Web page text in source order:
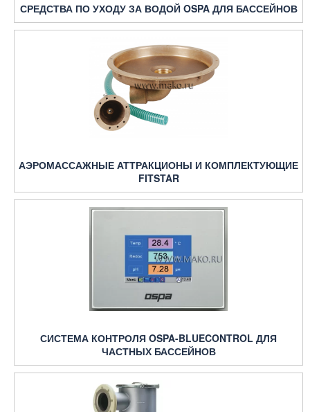
СРЕДСТВА ПО УХОДУ ЗА ВОДОЙ OSPA ДЛЯ БАССЕЙНОВ
АЭРОМАССАЖНЫЕ АТТРАКЦИОНЫ И КОМПЛЕКТУЮЩИЕ
FITSTAR
СИСТЕМА КОНТРОЛЯ OSPA-BLUECONTROL ДЛЯ
ЧАСТНЫХ БАССЕЙНОВ